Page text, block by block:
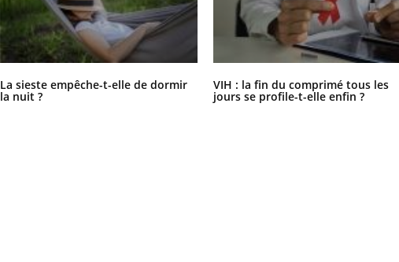
La sieste empêche-t-elle de dormir
la nuit ?
VIH : la fin du comprimé tous les
jours se profile-t-elle enfin ?